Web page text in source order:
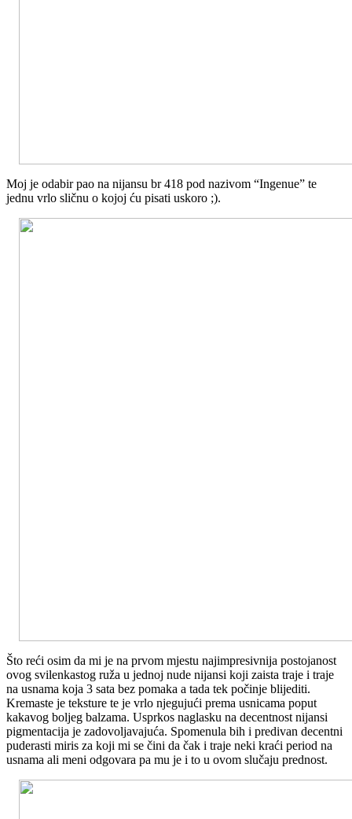
Moj je odabir pao na nijansu br 418 pod nazivom “Ingenue” te
jednu vrlo sličnu o kojoj ću pisati uskoro ;).
Što reći osim da mi je na prvom mjestu najimpresivnija postojanost
ovog svilenkastog ruža u jednoj nude nijansi koji zaista traje i traje
na usnama koja 3 sata bez pomaka a tada tek počinje blijediti.
Kremaste je teksture te je vrlo njegujući prema usnicama poput
kakavog boljeg balzama. Usprkos naglasku na decentnost nijansi
pigmentacija je zadovoljavajuća. Spomenula bih i predivan decentni
puderasti miris za koji mi se čini da čak i traje neki kraći period na
usnama ali meni odgovara pa mu je i to u ovom slučaju prednost.